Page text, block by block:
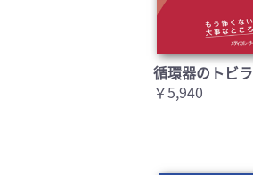
循環器のトビラ
￥5,940